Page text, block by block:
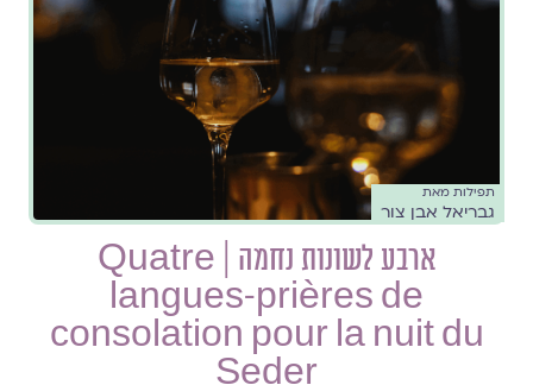
תפילות מאת
גבריאל אבן צור
ארבע לשונות נחמה | Quatre
langues-prières de
consolation pour la nuit du
Seder